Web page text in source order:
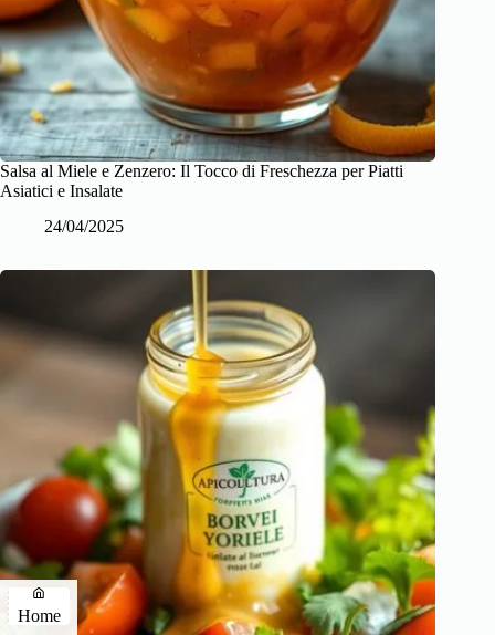
Salsa al Miele e Zenzero: Il Tocco di Freschezza per Piatti
Asiatici e Insalate
24/04/2025
Home